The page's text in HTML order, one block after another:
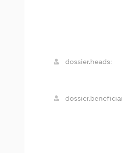
dossier.heads: